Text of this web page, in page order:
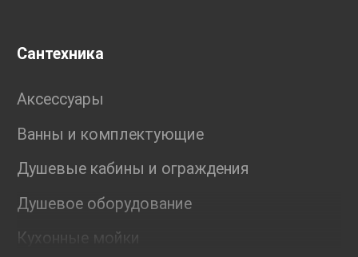
Сантехника
Аксессуары
Ванны и комплектующие
Душевые кабины и ограждения
Душевое оборудование
Кухонные мойки